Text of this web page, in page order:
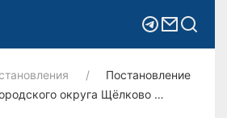
Постановление
округа Щёлково …